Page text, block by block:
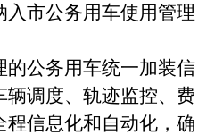
市公务用车使用管理
公务用车统一加装信
辆调度、轨迹监控、费
程信息化和自动化，确